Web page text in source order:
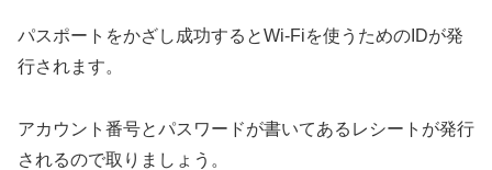
パスポートをかざし成功するとWi-Fiを使うためのIDが発
行されます。
アカウント番号とパスワードが書いてあるレシートが発行
されるので取りましょう。